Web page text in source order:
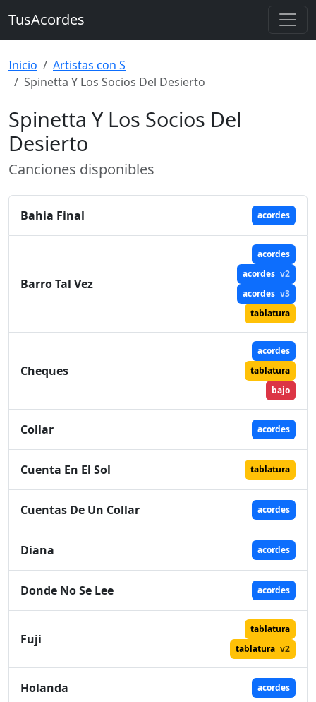
TusAcordes
Inicio
Artistas con S
Spinetta Y Los Socios Del Desierto
Spinetta Y Los Socios Del
Desierto
Canciones disponibles
Bahia Final acordes
Barro Tal Vez
acordes
acordes v2
acordes v3
tablatura
Cheques
acordes
tablatura
bajo
Collar acordes
Cuenta En El Sol tablatura
Cuentas De Un Collar acordes
Diana acordes
Donde No Se Lee acordes
Fuji
tablatura
tablatura v2
Holanda acordes